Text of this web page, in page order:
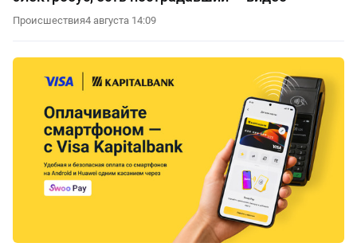
Происшествия4 августа 14:09